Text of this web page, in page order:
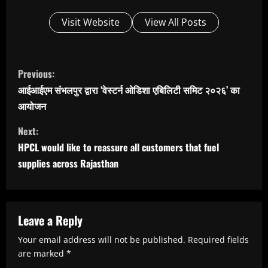
Visit Website View All Posts
C
o
n
t
i
n
R
e
Previous:
आईआईएम संभलपुर द्वारा ‘वेस्टर्न ओडिशा एबिलिटी समिट २०२६’ का
आयोजन
Next:
HPCL would like to reassure all customers that fuel
supplies across Rajasthan
Leave a Reply
Your email address will not be published. Required fields
are marked *